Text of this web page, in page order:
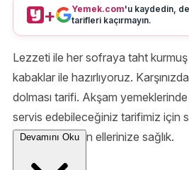
+ Yemek.com'u kaydedin,
tarifleri kaçırmayın.
Lezzeti ile her sofraya taht kurmuş
kabaklar ile hazırlıyoruz.
dolması tarifi. Akşam yemeklerinde
servis edebileceğiniz tarifimiz için
alalım. Şimdiden ellerinize sağlık.
Devamını Oku